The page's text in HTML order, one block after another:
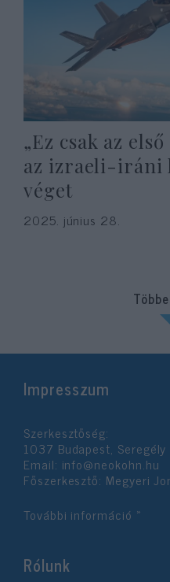
„Ez csak az
az izraeli-iráni
véget
2025. június 28.
Impresszum
Szerkesztőség:
1037 Budapest, Seregély
Email: info@neokohn.hu
Főszerkesztő: Megyeri
További információ »
Rólunk